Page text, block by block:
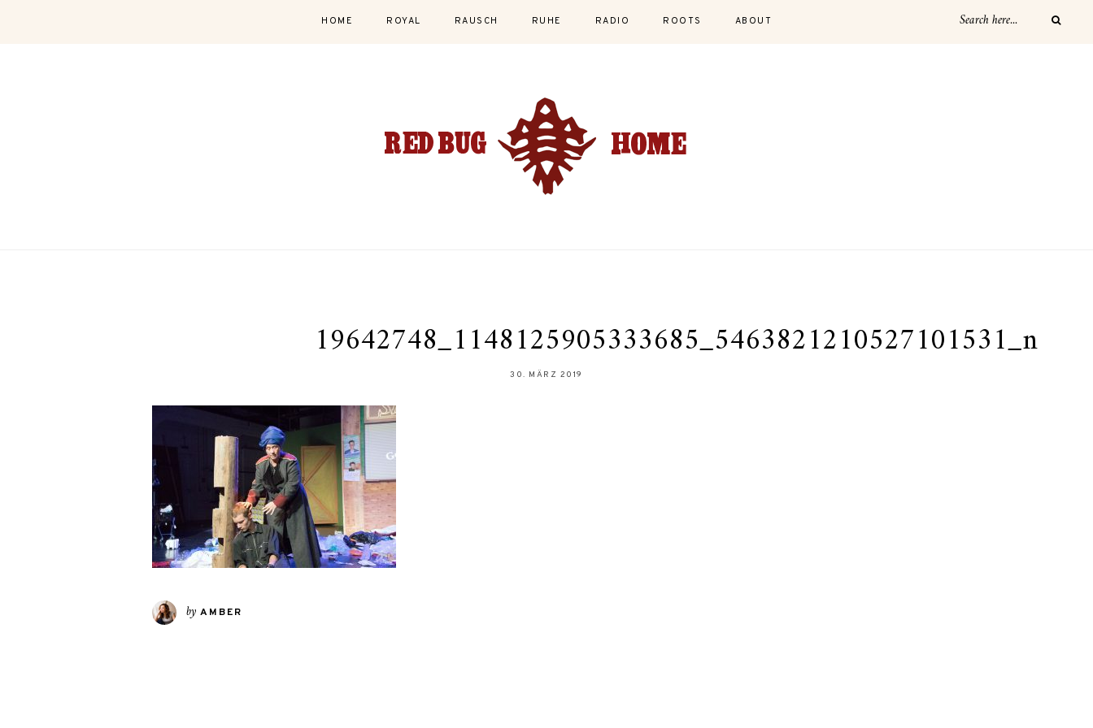
HOME ROYAL RAUSCH RUHE RADIO ROOTS ABOUT
19642748_1148125905333685_5463821210527101531_n
30. MÄRZ 2019
by AMBER